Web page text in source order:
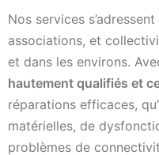
Nos services
associations, et
et dans les environs.
hautement qualifiés et
réparations efficaces,
matérielles, de
problèmes de